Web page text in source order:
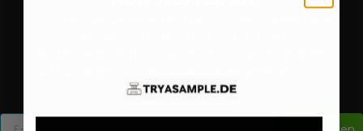
indem SieHIERklicken.